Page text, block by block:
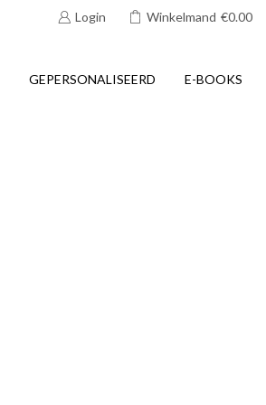
Login Winkelmand €0.00
GEPERSONALISEERD E-BOOKS